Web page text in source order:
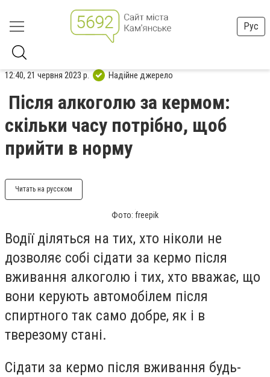
Рус
12:40, 21 червня 2023 р. Надійне джерело
Після алкоголю за кермом:
скільки часу потрібно, щоб
прийти в норму
Читать на русском
Фото: freepik
Водії діляться на тих, хто ніколи не
дозволяє собі сідати за кермо після
вживання алкоголю і тих, хто вважає, що
вони керують автомобілем після
спиртного так само добре, як і в
тверезому стані.
Сідати за кермо після вживання будь-